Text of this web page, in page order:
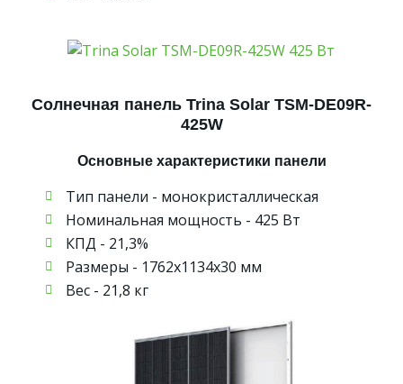
Солнечная панель Trina Solar ТSM-DE09R-
425W
Основные характеристики панели
Тип панели - монокристаллическая
Номинальная мощность - 425 Вт
КПД - 21,3%
Размеры - 1762х1134х30 мм
Вес - 21,8 кг